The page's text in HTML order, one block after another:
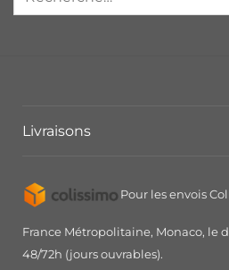
Livraisons
Pour les envois
France Métropolitaine, Monaco, le
48/72h (jours ouvrables).